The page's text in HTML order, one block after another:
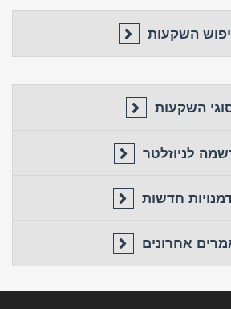
השקעות
השקעות
לניוזלטר
חדשות
אחרונים